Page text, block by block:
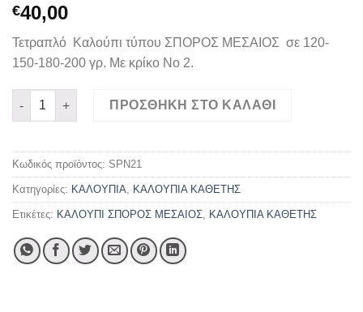
€40,00
Τετραπλό Καλούπι τύπου ΣΠΟΡΟΣ ΜΕΣΑΙΟΣ σε 120-
150-180-200 γρ. Με κρίκο Νο 2.
ΣΠΟΡΟΣ ΜΕΣΑΙΟΣ ΣΕ 120 150 180 200 ΓΡ ποσότητα
ΠΡΟΣΘΉΚΗ ΣΤΟ ΚΑΛΆΘΙ
Κωδικός προϊόντος: SPN21
Κατηγορίες: ΚΑΛΟΥΠΙΑ, ΚΑΛΟΥΠΙΑ ΚΑΘΕΤΗΣ
Ετικέτες: ΚΑΛΟΥΠΙ ΣΠΟΡΟΣ ΜΕΣΑΙΟΣ, ΚΑΛΟΥΠΙΑ ΚΑΘΕΤΗΣ